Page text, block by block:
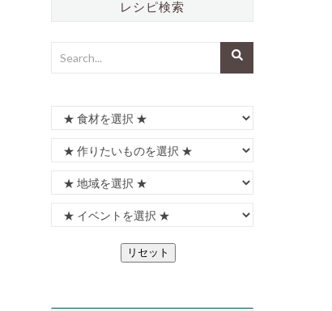
レシピ検索
リセット